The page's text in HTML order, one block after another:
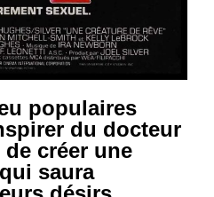
populaires
du docteur
créer une
saura